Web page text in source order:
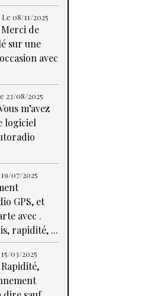
Le 08/11/2025
de
sur une
avec
23/08/2025
m’avez
logiciel
07/2025
GPS, et
avec .
rapidité, ...
03/2025